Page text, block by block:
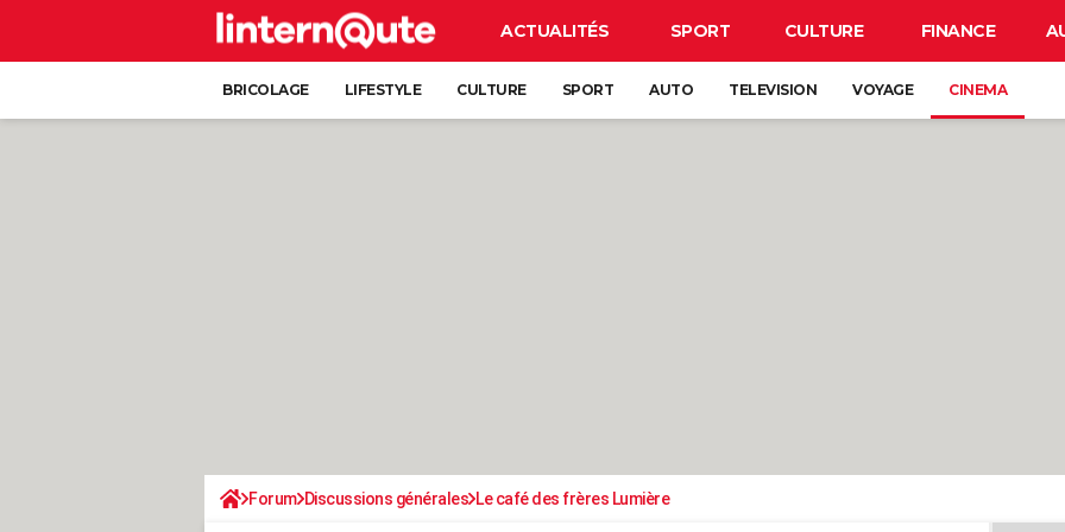
ACTUALITÉS SPORT CULTURE FINANCE
BRICOLAGE LIFESTYLE CULTURE SPORT AUTO TELEVISION VOYAGE CINEMA
Forum Discussions générales Le café des frères Lumière